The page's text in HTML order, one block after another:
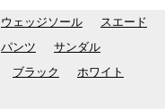
ウェッジソール
スエード
パンツ
サンダル
ブラック
ホワイト